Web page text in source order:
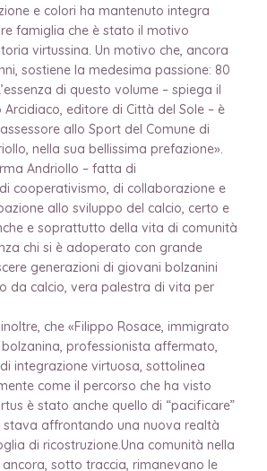
e colori ha mantenuto integra
famiglia che è stato il motivo
virtussina. Un motivo che, ancora
sostiene la medesima passione: 80
di questo volume – spiega il
editore di Città del Sole – è
allo Sport del Comune di
nella sua bellissima prefazione».
Andriollo – fatta di
cooperativismo, di collaborazione e
allo sviluppo del calcio, certo e
e soprattutto della vita di comunità
chi si è adoperato con grande
generazioni di giovani bolzanini
da calcio, vera palestra di vita per
che «Filippo Rosace, immigrato
professionista affermato,
integrazione virtuosa, sottolinea
come il percorso che ha visto
è stato anche quello di “pacificare”
stava affrontando una nuova realtà
di ricostruzione.Una comunità nella
ancora, sotto traccia, rimanevano le